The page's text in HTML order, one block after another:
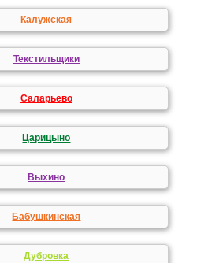
Калужская
Текстильщики
Саларьево
Царицыно
Выхино
Бабушкинская
Дубровка